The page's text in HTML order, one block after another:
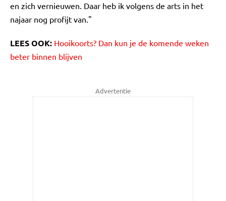
en zich vernieuwen. Daar heb ik volgens de arts in het
najaar nog profijt van."
LEES OOK: Hooikoorts? Dan kun je de komende weken
beter binnen blijven
Advertentie